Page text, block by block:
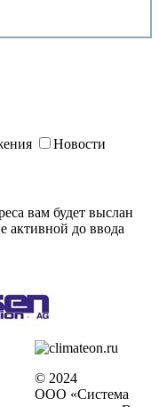
Новости
вам будет выслан
активной до ввода
© 2024
ООО «Система